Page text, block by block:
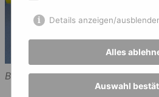
Bild: MG
Details anzeigen/
Alles
Auswahl